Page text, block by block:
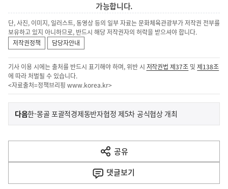
가능합니다.
단, 사진, 이미지, 일러스트, 동영상 등의 일부 자료는 문화체육관광부가 저작권 전부를
보유하고 있지 아니하므로, 반드시 해당 저작권자의 허락을 받으셔야 합니다.
저작권정책
담당자안내
기사 이용 시에는 출처를 반드시 표기해야 하며, 위반 시 저작권법 제37조 및제138조
에 따라 처벌될 수 있습니다.
<자료출처=정책브리핑 www.korea.kr>
이
전
다
음
다음기
사
한-몽골 포괄적경제동반자협정 제5차 공식협상 개최
공유
열
기
댓글보기